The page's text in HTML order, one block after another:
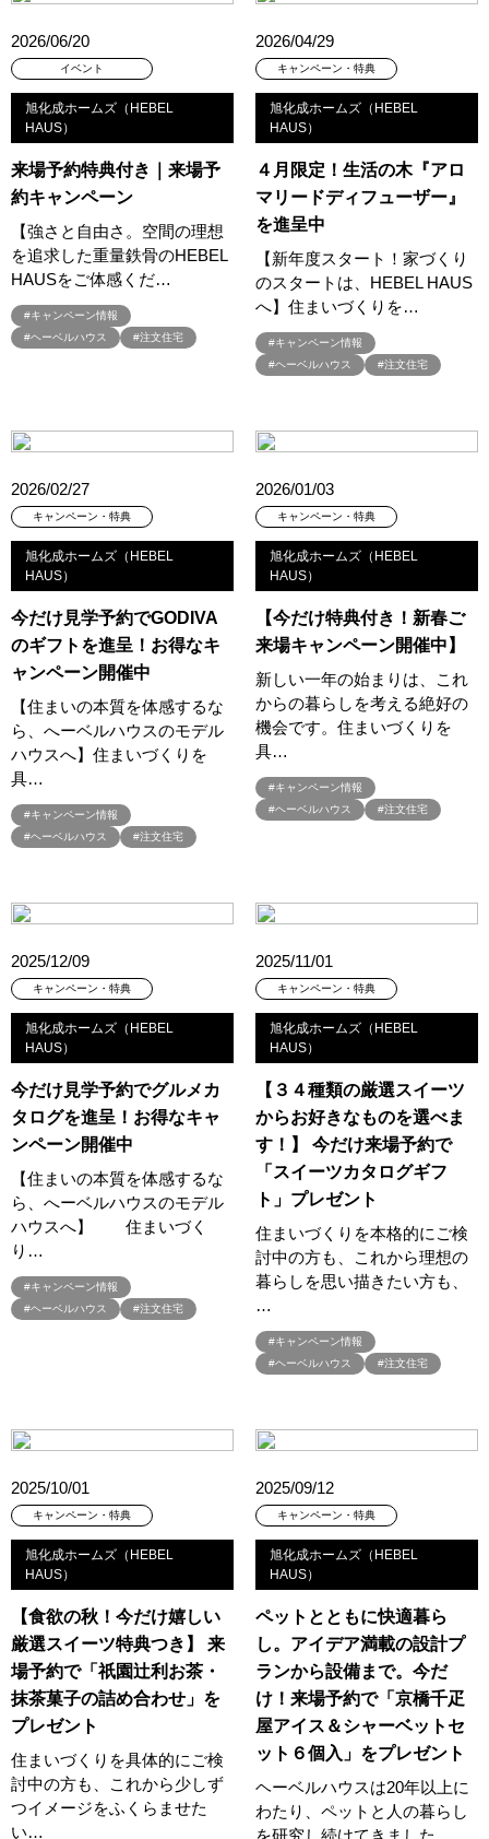
#amazonギフトカードプレゼント #Amazonギフトプレゼント
#Amazonギフトプレゼントキャンペーン #BALMUDA
#DaiwaHouse #DESIGN OFFICE #English available
#EnglishOK #FPセミナー #FP相談会 #Germoglio
#GRAND OPEN #GWキャンペーン
#instagram
#lifeknit desgin
#Naturia #NEW OPEN #newモデルハウス #NISA
#OPENHOUSE #panasonichomes
#Panasonicショールーム #PAWTNER
#QUOカードプレゼント
#se構法 #Skye5 #SR #sumitomo forestry #TLM
#TOKYOWOOD #Tomorrow's Life Museum #WEB
#WEBおうち見学会 #WEBでマイホーム #WEBイベント
#WEBセミナー #WEB予約限定 #WEB予約限定キャンペーン
#WEB予約限定来場特典 #WEB予約＆ご来場
#W断熱 #W断熱フェア #YouTube #Youtube LIVE
#YouTube配信 #Z #zeh #ZEHを超えるプラスエネルギー住宅
#【9/１防災の日】
#【家族と暮らしを守る住まいづくり】 #【間取り相談会】
#あざみ野 #あったかい #あったかハイム
#いい暮らし #えらべる
#おうち見学ウィーク #おしゃれな家づくり
#おしやれな家づくり #おひさまハイム
#お客様満足度 #お家づくり #お年玉 #お庭
#お役立ち情報 #お得な家づくり #お得な情報
#お得情報 #お散歩 #お散歩見学会 #お正月 #お知らせ
#お米券 #お花見 #お金の話相談会 #かき氷 #かけっこ
#かしこい家づくり #きれいなまち
#ご予約不要 #ご入居宅 #ご入居宅見学 #ご成約特典
#ご来場WEB予約キャンペンーン #ご来場WEB予約キャンペーン
#さいたま市 #さいたま市注文住宅 #さいたま市浦和区領家
#さよならキャンペーン #さらぽか
#すみりん
#とうもろこし味来収穫体験付 #なんでも相談
#はじめての家づくり #ひのき #へーベルハウス
#みらいエコ住宅2026
#もるぞう #ゆっくり見学
#アウトドアリビング #アウトドアリビングフェア
#アキュラホーム #アクセサリーワークショップ
#アルネットホーム #アールギャラリー
#イズ熊谷展示場 #イヌ・ネコ #イベント #イベント情報
#インスタ #インスタライブ
#エアロハス #エネレボZ #エリア（上尾市）
#エリア（全国一斉） #エリア（埼玉県） #オシャレ
#オンライン #オンライン工場ツアー
#オンライン相談 #オンライン相談会
#オンライン相談窓口 #オンライン見学会 #オーダーキッチン
#オーナ―様宅ツアー #オーナー住宅
2026/06/20
イベント
旭化成ホームズ（HEBEL
HAUS）
来場予約特典付き｜来場予
約キャンペーン
【強さと自由さ。空間の理想
を追求した重量鉄骨のHEBEL
HAUSをご体感くだ…
#キャンペーン情報
#ヘーベルハウス
#注文住宅
2026/04/29
キャンペーン・特典
旭化成ホームズ（HEBEL
HAUS）
４月限定！生活の木『アロ
マリードディフューザー』
を進呈中
【新年度スタート！家づくり
のスタートは、HEBEL HAUS
へ】住まいづくりを…
#キャンペーン情報
#ヘーベルハウス
#注文住宅
2026/02/27
キャンペーン・特典
旭化成ホームズ（HEBEL
HAUS）
今だけ見学予約でGODIVA
のギフトを進呈！お得なキ
ャンペーン開催中
【住まいの本質を体感するな
ら、へーベルハウスのモデル
ハウスへ】住まいづくりを
具…
#キャンペーン情報
#ヘーベルハウス
#注文住宅
2026/01/03
キャンペーン・特典
旭化成ホームズ（HEBEL
HAUS）
【今だけ特典付き！新春ご
来場キャンペーン開催中】
新しい一年の始まりは、これ
からの暮らしを考える絶好の
機会です。住まいづくりを
具…
#キャンペーン情報
#ヘーベルハウス
#注文住宅
2025/12/09
キャンペーン・特典
旭化成ホームズ（HEBEL
HAUS）
今だけ見学予約でグルメカ
タログを進呈！お得なキャ
ンペーン開催中
【住まいの本質を体感するな
ら、へーベルハウスのモデル
ハウスへ】 住まいづく
り…
#キャンペーン情報
#ヘーベルハウス
#注文住宅
2025/11/01
キャンペーン・特典
旭化成ホームズ（HEBEL
HAUS）
【３４種類の厳選スイーツ
からお好きなものを選べま
す！】 今だけ来場予約で
「スイーツカタログギフ
ト」プレゼント
住まいづくりを本格的にご検
討中の方も、これから理想の
暮らしを思い描きたい方も、
…
#キャンペーン情報
#ヘーベルハウス
#注文住宅
2025/10/01
キャンペーン・特典
旭化成ホームズ（HEBEL
HAUS）
【食欲の秋！今だけ嬉しい
厳選スイーツ特典つき】 来
場予約で「祇園辻利お茶・
抹茶菓子の詰め合わせ」を
プレゼント
住まいづくりを具体的にご検
討中の方も、これから少しず
つイメージをふくらませた
い…
2025/09/12
キャンペーン・特典
旭化成ホームズ（HEBEL
HAUS）
ペットとともに快適暮ら
し。アイデア満載の設計プ
ランから設備まで。今だ
け！来場予約で「京橋千疋
屋アイス＆シャーベットセ
ット６個入」をプレゼント
ヘーベルハウスは20年以上に
わたり、ペットと人の暮らし
を研究し続けてきました。…